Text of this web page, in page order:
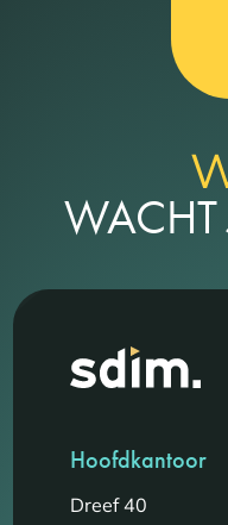
Hoofdkantoor
Dreef 40